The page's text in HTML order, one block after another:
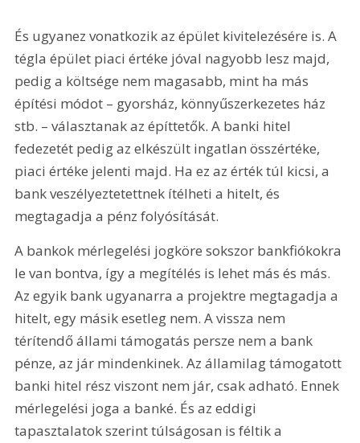
És ugyanez vonatkozik az épület kivitelezésére is. A
tégla épület piaci értéke jóval nagyobb lesz majd,
pedig a költsége nem magasabb, mint ha más
építési módot – gyorsház, könnyűszerkezetes ház
stb. – választanak az építtetők. A banki hitel
fedezetét pedig az elkészült ingatlan összértéke,
piaci értéke jelenti majd. Ha ez az érték túl kicsi, a
bank veszélyeztetettnek ítélheti a hitelt, és
megtagadja a pénz folyósítását.
A bankok mérlegelési jogköre sokszor bankfiókokra
le van bontva, így a megítélés is lehet más és más.
Az egyik bank ugyanarra a projektre megtagadja a
hitelt, egy másik esetleg nem. A vissza nem
térítendő állami támogatás persze nem a bank
pénze, az jár mindenkinek. Az államilag támogatott
banki hitel rész viszont nem jár, csak adható. Ennek
mérlegelési joga a banké. És az eddigi
tapasztalatok szerint túlságosan is féltik a